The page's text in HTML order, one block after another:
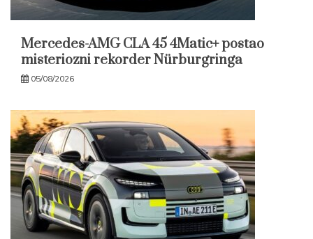
Mercedes-AMG CLA 45 4Matic+ postao
misteriozni rekorder Nürburgringa
05/08/2026